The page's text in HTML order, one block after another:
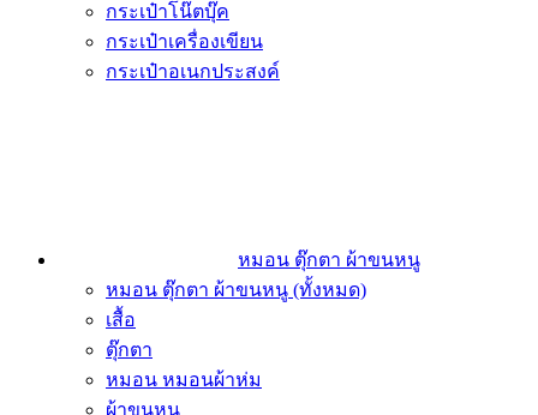
กระเป๋าโน๊ตบุ๊ค
กระเป๋าเครื่องเขียน
กระเป๋าอเนกประสงค์
หมอน ตุ๊กตา ผ้าขนหนู
หมอน ตุ๊กตา ผ้าขนหนู (ทั้งหมด)
เสื้อ
ตุ๊กตา
หมอน หมอนผ้าห่ม
ผ้าขนหนู